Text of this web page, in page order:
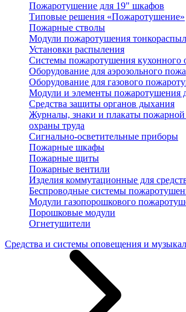
Пожаротушение для 19" шкафов
Типовые решения «Пожаротушение»
Пожарные стволы
Модули пожаротушения
Установки распыления
Системы пожаротушения кухонного
Оборудование для аэрозольного
Оборудование для газового
Модули и элементы пожаротушения
Средства защиты органов дыхания
Журналы, знаки и плакаты пожарной
охраны труда
Сигнально-осветительные приборы
Пожарные шкафы
Пожарные щиты
Пожарные вентили
Изделия коммутационные для
Беспроводные системы
Модули газопорошкового
Порошковые модули
Огнетушители
Средства и системы оповещения и